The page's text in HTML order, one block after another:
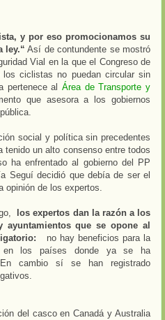
y por eso promocionamos su
ley.“ Así de contundente se mostró
Vial en la que el Congreso de
ciclistas no puedan circular sin
pertenece alÁrea de Transporte y
que asesora a los gobiernos
social y política sin precedentes
un alto consenso entre todos
ha enfrentado al gobierno del PP
Seguí decidió que debía de ser el
opinión de los expertos.
los expertos dan la razón a los
ayuntamientos que se opone al
no hay beneficios para la
en los países donde ya se ha
En cambio sí se han registrado
del casco en Canadá y Australia